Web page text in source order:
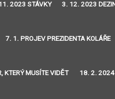
2023 STÁVKY 3. 12. 2023
7. 1. PROJEV PREZIDENTA KOLÁŘE
KTERÝ MUSÍTE VIDĚT 18. 2. 2024